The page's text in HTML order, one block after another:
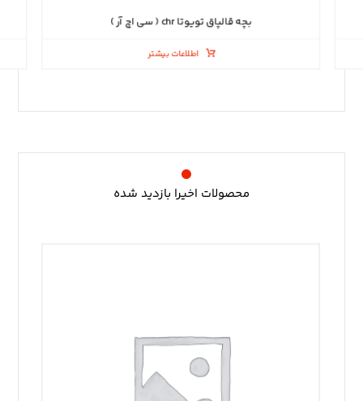
بچه قالپاق تویوتا chr ( سی اچ آر )
اطلاعات بیشتر
محصولات اخیرا بازدید شده